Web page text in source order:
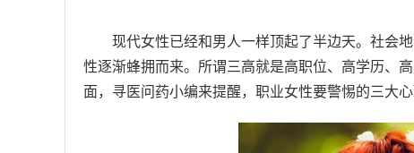
现代女性已经和男人一样顶起了半边天。社会
性逐渐蜂拥而来。所谓三高就是高职位、高学历、
面，寻医问药小编来提醒，职业女性要警惕的三大心